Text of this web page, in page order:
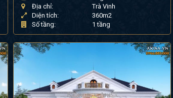
Địa chỉ:
Trà Vinh
Diện tích:
360m2
Số tầng:
1 tầng